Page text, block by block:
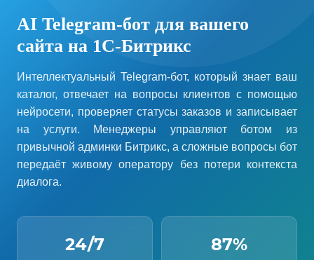
AI Telegram-бот для вашего
сайта на 1С-Битрикс
Интеллектуальный Telegram-бот, который знает ваш
каталог, отвечает на вопросы клиентов с помощью
нейросети, проверяет статусы заказов и записывает
на услуги. Менеджеры управляют ботом из
привычной админки Битрикс, а сложные вопросы бот
передаёт живому оператору без потери контекста
диалога.
24/7 87%